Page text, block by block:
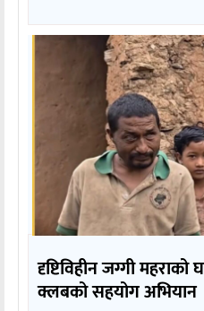
दृष्टिविहीन जग्गी
क्लबको सहयोग अभियान